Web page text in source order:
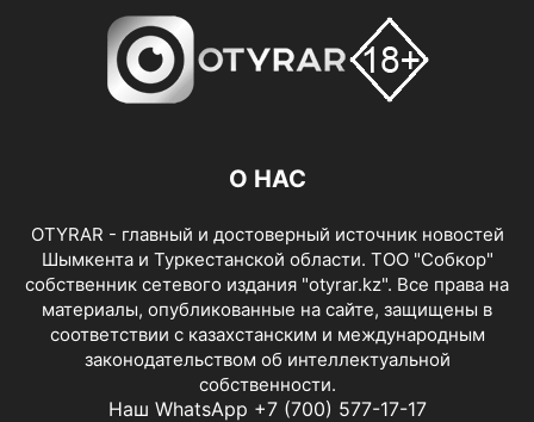
О НАС
OTYRAR - главный и достоверный источник новостей
Шымкента и Туркестанской области. ТОО "Собкор"
собственник сетевого издания "otyrar.kz". Все права на
материалы, опубликованные на сайте, защищены в
соответствии с казахстанским и международным
законодательством об интеллектуальной
собственности.
Наш WhatsApp +7 (700) 577-17-17